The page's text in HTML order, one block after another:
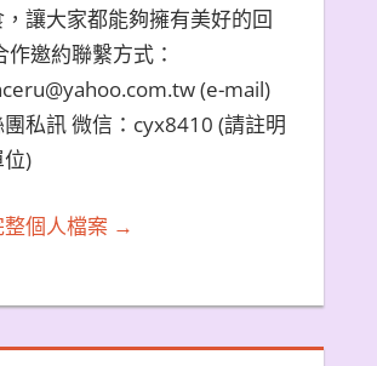
讓大家都能夠擁有美好的回
作邀約聯繫方式：
(e-mail)
私訊 微信：cyx8410 (請註明
)
整個人檔案 →